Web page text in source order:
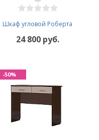
Шкаф угловой Роберта
24 800 руб.
-50%